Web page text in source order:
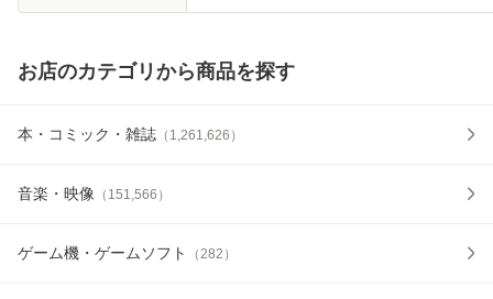
お店のカテゴリから商品を探す
本・コミック・雑誌 （ 1,261,626 ）
音楽・映像 （ 151,566 ）
ゲーム機・ゲームソフト （282 ）